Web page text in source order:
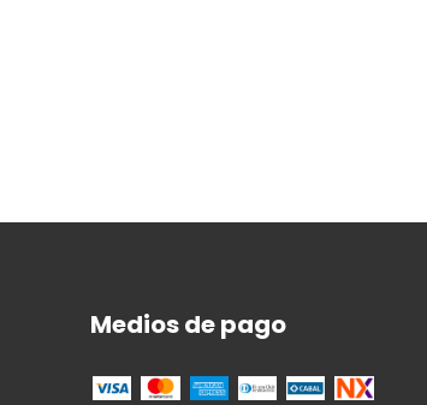
Medios de pago